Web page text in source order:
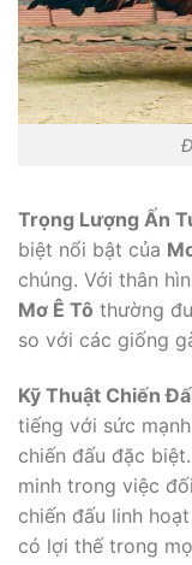
Trọng Lượng Ấn
biệt nổi bật của
chúng. Với thân
Mơ Ê Tô thường
so với các giống
Kỹ Thuật Chiến
tiếng với sức
chiến đấu đặc
minh trong việc
chiến đấu linh
có lợi thế trong